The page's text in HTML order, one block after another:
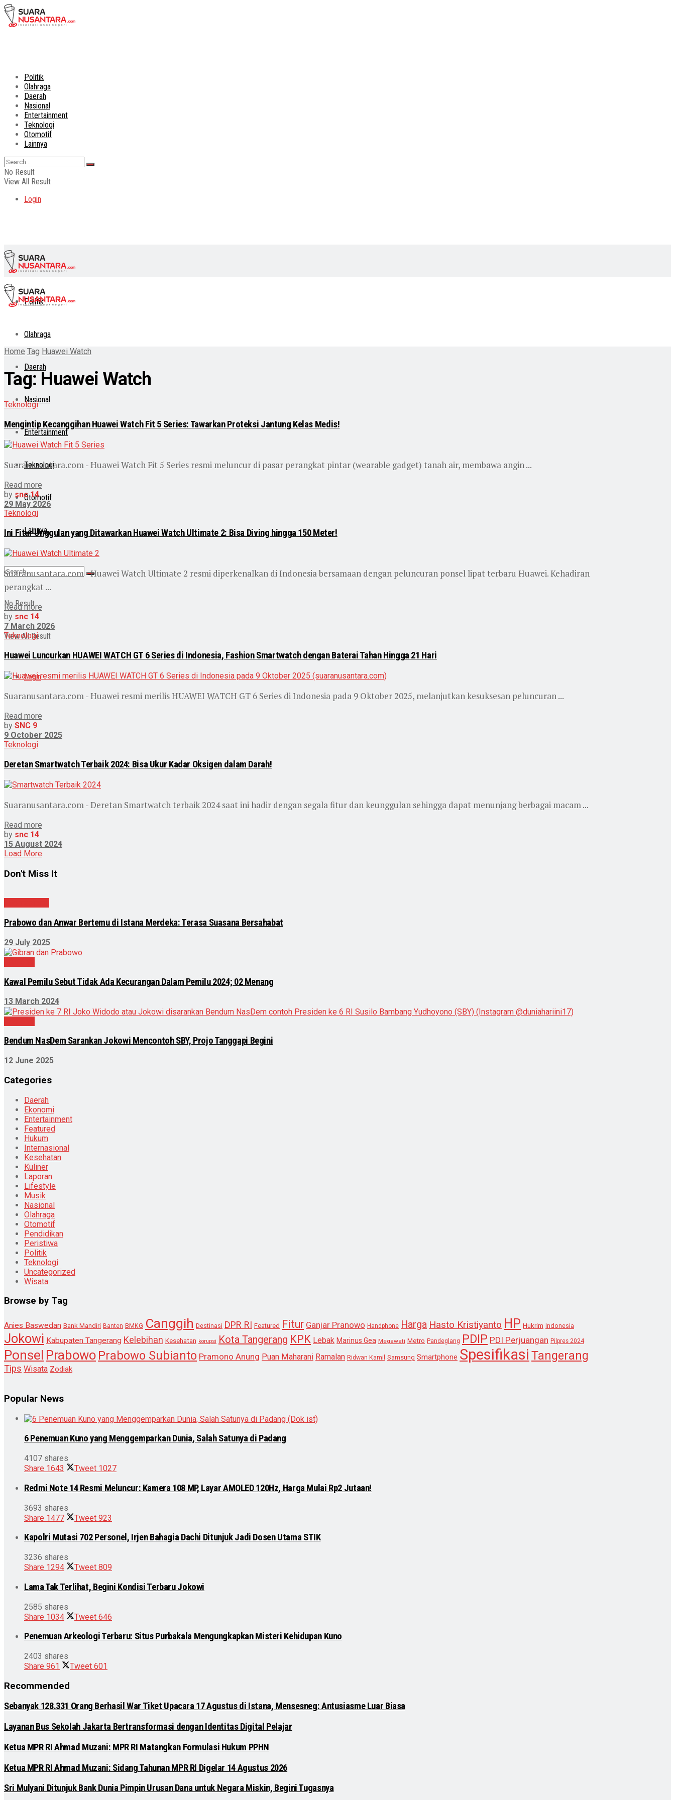
Politik
Olahraga
Daerah
Nasional
Entertainment
Teknologi
Otomotif
Lainnya
No Result
View All Result
Login
Politik
Olahraga
Daerah
Nasional
Entertainment
Teknologi
Otomotif
Lainnya
No Result
View All Result
Login
Home Tag Huawei Watch
Tag: Huawei Watch
Teknologi
Mengintip Kecanggihan Huawei Watch Fit 5 Series: Tawarkan Proteksi Jantung Kelas Medis!
Suaranusantara.com - Huawei Watch Fit 5 Series resmi meluncur di pasar perangkat pintar (wearable gadget) tanah air, membawa angin ...
Read more
by snc 14
29 May 2026
Teknologi
Ini Fitur Unggulan yang Ditawarkan Huawei Watch Ultimate 2: Bisa Diving hingga 150 Meter!
Suaranusantara.com - Huawei Watch Ultimate 2 resmi diperkenalkan di Indonesia bersamaan dengan peluncuran ponsel lipat terbaru Huawei. Kehadiran
perangkat ...
Read more
by snc 14
7 March 2026
Teknologi
Huawei Luncurkan HUAWEI WATCH GT 6 Series di Indonesia, Fashion Smartwatch dengan Baterai Tahan Hingga 21 Hari
Suaranusantara.com - Huawei resmi merilis HUAWEI WATCH GT 6 Series di Indonesia pada 9 Oktober 2025, melanjutkan kesuksesan peluncuran ...
Read more
by SNC 9
9 October 2025
Teknologi
Deretan Smartwatch Terbaik 2024: Bisa Ukur Kadar Oksigen dalam Darah!
Suaranusantara.com - Deretan Smartwatch terbaik 2024 saat ini hadir dengan segala fitur dan keunggulan sehingga dapat menunjang berbagai macam ...
Read more
by snc 14
15 August 2024
Load More
Don't Miss It
Prabowo dan Anwar Bertemu di Istana Merdeka: Terasa Suasana Bersahabat
29 July 2025
Kawal Pemilu Sebut Tidak Ada Kecurangan Dalam Pemilu 2024; 02 Menang
13 March 2024
Bendum NasDem Sarankan Jokowi Mencontoh SBY, Projo Tanggapi Begini
12 June 2025
Categories
Daerah
Ekonomi
Entertainment
Featured
Hukum
Internasional
Kesehatan
Kuliner
Laporan
Lifestyle
Musik
Nasional
Olahraga
Otomotif
Pendidikan
Peristiwa
Politik
Teknologi
Uncategorized
Wisata
Browse by Tag
Anies Baswedan Bank Mandiri Banten BMKG Canggih Destinasi DPR RI Featured Fitur Ganjar Pranowo Handphone Harga Hasto Kristiyanto HP Hukrim Indonesia
Jokowi Kabupaten Tangerang Kelebihan Kesehatan korupsi Kota Tangerang KPK Lebak Marinus Gea Megawati Metro Pandeglang PDIP PDI Perjuangan Pilpres 2024
Ponsel Prabowo Prabowo Subianto Pramono Anung Puan Maharani Ramalan Ridwan Kamil Samsung Smartphone Spesifikasi Tangerang
Tips Wisata Zodiak
Popular News
6 Penemuan Kuno yang Menggemparkan Dunia, Salah Satunya di Padang
4107 shares
Share 1643 Tweet 1027
Redmi Note 14 Resmi Meluncur: Kamera 108 MP, Layar AMOLED 120Hz, Harga Mulai Rp2 Jutaan!
3693 shares
Share 1477 Tweet 923
Kapolri Mutasi 702 Personel, Irjen Bahagia Dachi Ditunjuk Jadi Dosen Utama STIK
3236 shares
Share 1294 Tweet 809
Lama Tak Terlihat, Begini Kondisi Terbaru Jokowi
2585 shares
Share 1034 Tweet 646
Penemuan Arkeologi Terbaru: Situs Purbakala Mengungkapkan Misteri Kehidupan Kuno
2403 shares
Share 961 Tweet 601
Recommended
Sebanyak 128.331 Orang Berhasil War Tiket Upacara 17 Agustus di Istana, Mensesneg: Antusiasme Luar Biasa
Layanan Bus Sekolah Jakarta Bertransformasi dengan Identitas Digital Pelajar
Ketua MPR RI Ahmad Muzani: MPR RI Matangkan Formulasi Hukum PPHN
Ketua MPR RI Ahmad Muzani: Sidang Tahunan MPR RI Digelar 14 Agustus 2026
Sri Mulyani Ditunjuk Bank Dunia Pimpin Urusan Dana untuk Negara Miskin, Begini Tugasnya